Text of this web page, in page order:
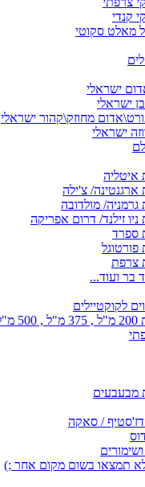
קנדי
מאלט סקוטי
ישראלי
ישראלי
מחוזק\קהור ישראלי
ישראלי
איטליה
ארגנטינה/ צ'ילה
גרמניה/ מולדובה
ניו זילנד/ דרום אפריקה
ספרד
פורטוגל
צרפת
בר ועוד...
לקוקטיילים
מבעבעים
/ סאקה
תמצאו בשום מקום אחר ;)